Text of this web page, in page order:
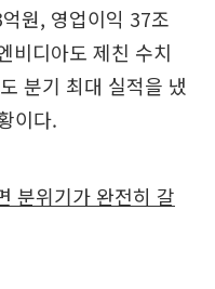
원, 영업이익 37조
비디아도 제친 수치
분기 최대 실적을 냈
이다.
분위기가 완전히 갈